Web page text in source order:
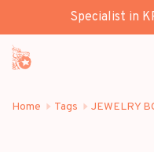
Specialist in
Home Tags JEWELRY